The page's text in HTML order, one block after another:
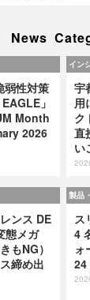
News
弱性対策
」
Month
2026
イン
宇
用
ク
直
い
ンス DE
態メガ
もNG）
締め出
製品
ス
4
ォ
24